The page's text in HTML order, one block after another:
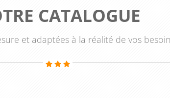
CATALOGUE
et adaptées à la réalité de vos